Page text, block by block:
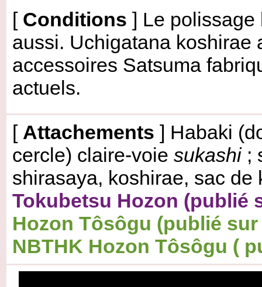
[ Conditions ] Le polissage
aussi. Uchigatana koshirae
accessoires Satsuma
actuels.
[ Attachements ] Habaki
cercle) claire-voie sukashi;
shirasaya, koshirae, sac
Tokubetsu Hozon (publié
Hozon Tôsôgu (publié
NBTHK Hozon Tôsôgu (